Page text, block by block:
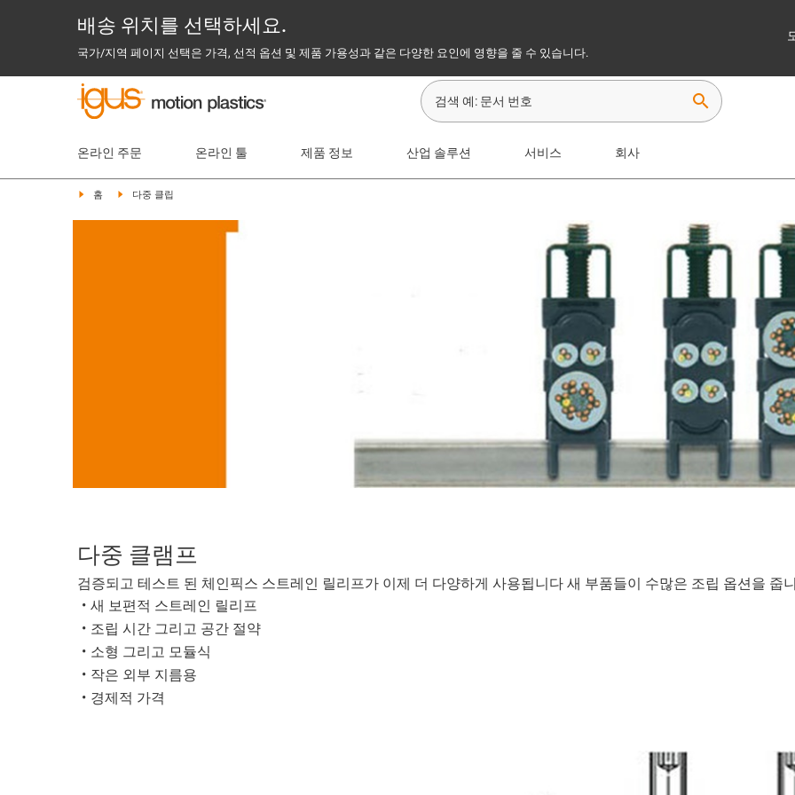
배송 위치를 선택하세요.
국가/지역 페이지 선택은 가격, 선적 옵션 및 제품 가용성과 같은 다양한 요인에 영향을 줄 수 있습니다.
search
온라인 주문 온라인 툴 제품 정보 산업 솔루션 서비스 회사
홈 다중 클립
다중 클램프
검증되고 테스트 된 체인픽스 스트레인 릴리프가 이제 더 다양하게 사용됩니다 새 부품들이 수많은 조립 옵션을 줍
새 보편적 스트레인 릴리프
조립 시간 그리고 공간 절약
소형 그리고 모듈식
작은 외부 지름용
경제적 가격